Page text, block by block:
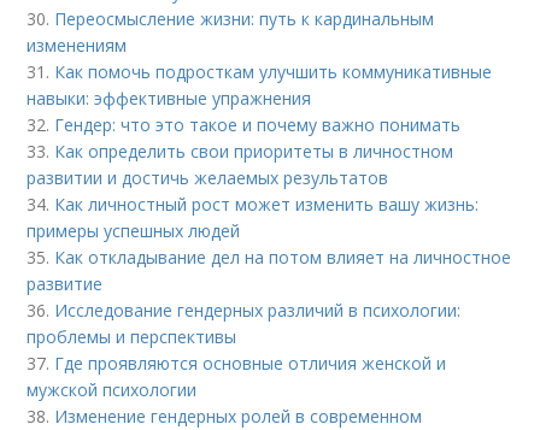
30. Переосмысление жизни: путь к кардинальным
изменениям
31. Как помочь подросткам улучшить коммуникативные
навыки: эффективные упражнения
32. Гендер: что это такое и почему важно понимать
33. Как определить свои приоритеты в личностном
развитии и достичь желаемых результатов
34. Как личностный рост может изменить вашу жизнь:
примеры успешных людей
35. Как откладывание дел на потом влияет на личностное
развитие
36. Исследование гендерных различий в психологии:
проблемы и перспективы
37. Где проявляются основные отличия женской и
мужской психологии
38. Изменение гендерных ролей в современном